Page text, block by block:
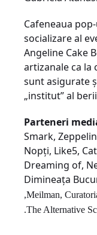
Cafeneaua
socializare al
Angeline Cake
artizanale ca la
sunt asigurate
„institut” al
Parteneri
Smark,
Nopți, Like5,
Dreaming of,
Dimineața
Meilman,
The Alternative